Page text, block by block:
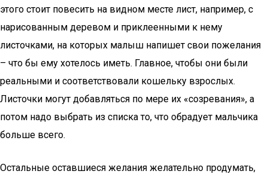
этого стоит повесить на видном месте лист, например, с
нарисованным деревом и приклеенными к нему
листочками, на которых малыш напишет свои пожелания
– что бы ему хотелось иметь. Главное, чтобы они были
реальными и соответствовали кошельку взрослых.
Листочки могут добавляться по мере их «созревания», а
потом надо выбрать из списка то, что обрадует мальчика
больше всего.
Остальные оставшиеся желания желательно продумать,